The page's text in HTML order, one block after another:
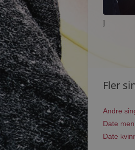
]
Fler
Andre
Date
Date